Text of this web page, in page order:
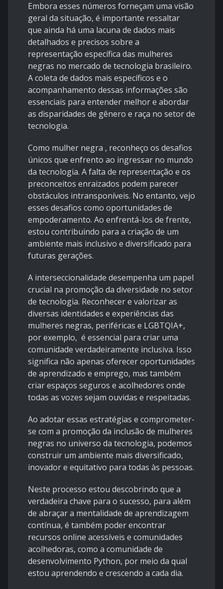
Embora esses números forneçam uma visão
geral da situação, é importante ressaltar
que ainda há uma lacuna de dados mais
detalhados e precisos sobre a
representação específica das mulheres
negras no mercado de tecnologia brasileiro.
A coleta de dados mais específicos e o
acompanhamento dessas informações são
essenciais para entender melhor e abordar
as disparidades de gênero e raça no setor de
tecnologia.
Como mulher negra , reconheço os desafios
únicos que enfrento ao ingressar no mundo
da tecnologia. A falta de representação e os
preconceitos enraizados podem parecer
obstáculos intransponíveis. No entanto, vejo
esses desafios como oportunidades de
empoderamento. Ao enfrentá-los de frente,
estou contribuindo para a criação de um
ambiente mais inclusivo e diversificado para
futuras gerações.
A interseccionalidade desempenha um papel
crucial na promoção da diversidade no setor
de tecnologia. Reconhecer e valorizar as
diversas identidades e experiências das
mulheres negras, periféricas e LGBTQIA+,
por exemplo, é essencial para criar uma
comunidade verdadeiramente inclusiva. Isso
significa não apenas oferecer oportunidades
de aprendizado e emprego, mas também
criar espaços seguros e acolhedores onde
todas as vozes sejam ouvidas e respeitadas.
Ao adotar essas estratégias e comprometer-
se com a promoção da inclusão de mulheres
negras no universo da tecnologia, podemos
construir um ambiente mais diversificado,
inovador e equitativo para todas às pessoas.
Neste processo estou descobrindo que a
verdadeira chave para o sucesso, para além
de abraçar a mentalidade de aprendizagem
contínua, é também poder encontrar
recursos online acessíveis e comunidades
acolhedoras, como a comunidade de
desenvolvimento Python, por meio da qual
estou aprendendo e crescendo a cada dia.